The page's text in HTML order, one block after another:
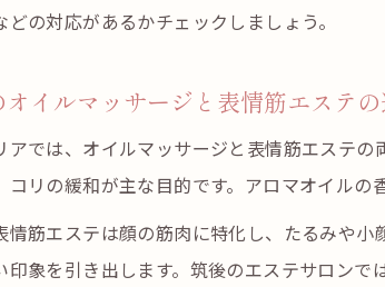
どの対応があるかチェックしましょう。
イルマッサージと表情筋エステの
アでは、オイルマッサージと表情筋エステ
コリの緩和が主な目的です。アロマオイルの
情筋エステは顔の筋肉に特化し、たるみや
印象を引き出します。筑後のエステサロンで